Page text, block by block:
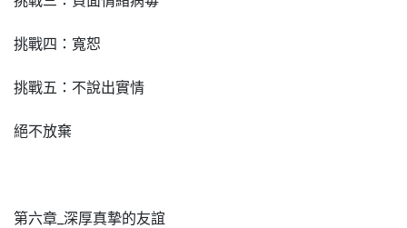
挑戰四：寬恕
挑戰五：不說出實情
絕不放棄
第六章_深厚真摯的友誼